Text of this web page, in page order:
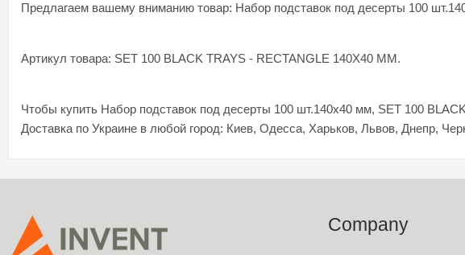
Предлагаем вашему вниманию товар: Набор подставок под десерты 100
Артикул товара: SET 100 BLACK TRAYS - RECTANGLE 140X40 MM.
Чтобы купить Набор подставок под десерты 100 шт.140x40 мм, SET 100
Доставка по Украине в любой город: Киев, Одесса, Харьков, Львов, Днепр,
Company